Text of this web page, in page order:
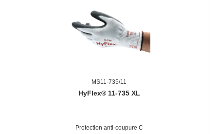
MS11-735/11
HyFlex® 11-735 XL
Protection anti-coupure C